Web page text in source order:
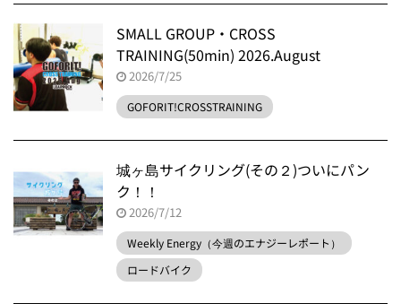
SMALL GROUP・CROSS
TRAINING(50min) 2026.August
2026/7/25
GOFORIT!CROSSTRAINING
城ヶ島サイクリング(その２)ついにパン
ク！！
2026/7/12
Weekly Energy（今週のエナジーレポート）
ロードバイク